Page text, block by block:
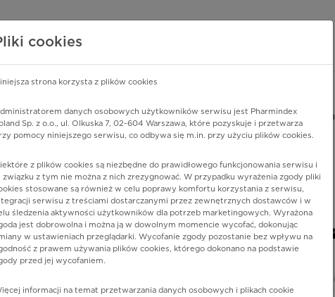
o lekach
PHARMINDEX
jako powikłanie występujące w czasie ostrego zawału serca
cookies
strona korzysta z plików cookies
danych osobowych użytkowników serwisu jest Pharmindex
Sp. z o.o., ul. Olkuska 7, 02-604 Warszawa, które pozyskuje i przetwarza
pomocy niniejszego serwisu, co odbywa się m.in. przy użyciu plików cookies.
z plików cookies są niezbędne do prawidłowego funkcjonowania serwisu i
związku z tym nie można z nich zrezygnować. W przypadku wyrażenia zgody pliki
stosowane są również w celu poprawy komfortu korzystania z serwisu,
serwisu z treściami dostarczanymi przez zewnętrznych dostawców i w
śledzenia aktywności użytkowników dla potrzeb marketingowych. Wyrażona
jest dobrowolna i można ją w dowolnym momencie wycofać, dokonując
w ustawieniach przeglądarki. Wycofanie zgody pozostanie bez wpływu na
z prawem używania plików cookies, którego dokonano na podstawie
przed jej wycofaniem.
informacji na temat przetwarzania danych osobowych i plikach cookie